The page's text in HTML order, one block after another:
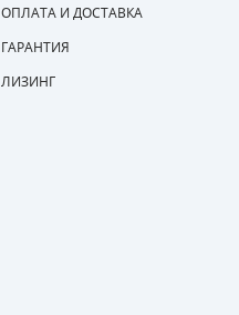
ОПЛАТА И ДОСТАВКА
ГАРАНТИЯ
ЛИЗИНГ